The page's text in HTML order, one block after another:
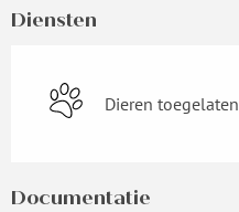
Diensten
Dieren toegelaten
Documentatie